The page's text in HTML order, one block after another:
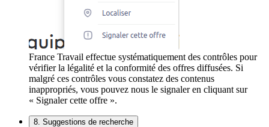
France Travail effectue systématiquement des contrôles pour
vérifier la légalité et la conformité des offres diffusées. Si
malgré ces contrôles vous constatez des contenus
inappropriés, vous pouvez nous le signaler en cliquant sur
« Signaler cette offre ».
8. Suggestions de recherche